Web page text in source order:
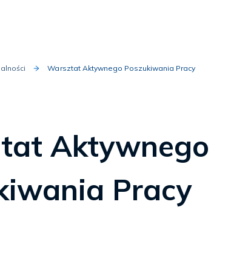
Warsztat Aktywnego Poszukiwania Pracy
Aktywnego
Pracy